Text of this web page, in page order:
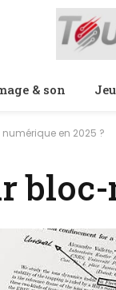
& son
en 2025 ?